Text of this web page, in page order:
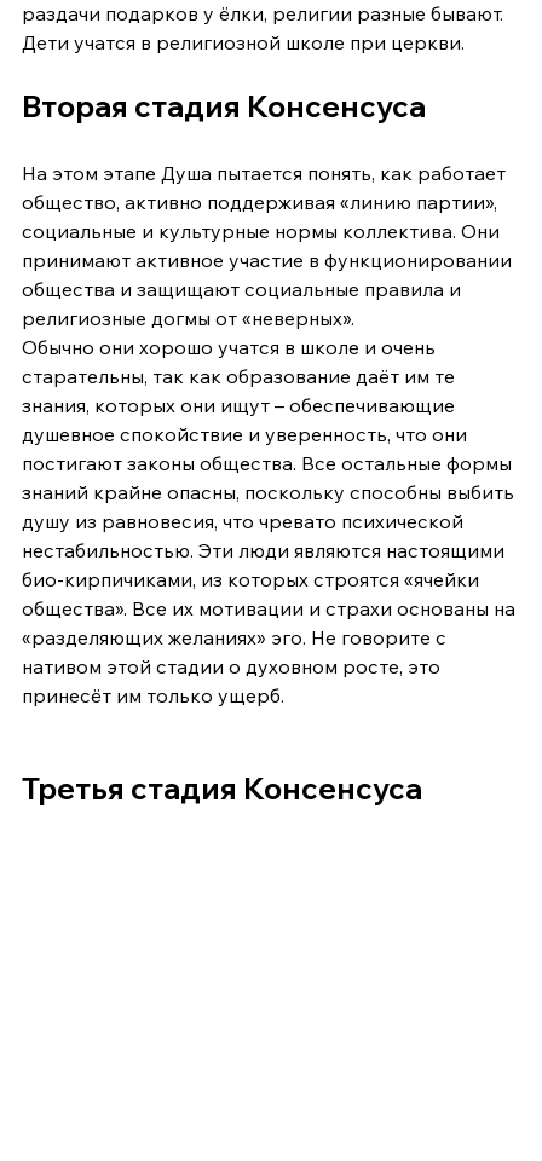
раздачи подарков у ёлки, религии разные бывают.
Дети учатся в религиозной школе при церкви.
Вторая стадия Консенсуса
На этом этапе Душа пытается понять, как работает
общество, активно поддерживая «линию партии»,
социальные и культурные нормы коллектива. Они
принимают активное участие в функционировании
общества и защищают социальные правила и
религиозные догмы от «неверных».
Обычно они хорошо учатся в школе и очень
старательны, так как образование даёт им те
знания, которых они ищут – обеспечивающие
душевное спокойствие и уверенность, что они
постигают законы общества. Все остальные формы
знаний крайне опасны, поскольку способны выбить
душу из равновесия, что чревато психической
нестабильностью. Эти люди являются настоящими
био-кирпичиками, из которых строятся «ячейки
общества». Все их мотивации и страхи основаны на
«разделяющих желаниях» эго. Не говорите с
нативом этой стадии о духовном росте, это
принесёт им только ущерб.
Третья стадия Консенсуса